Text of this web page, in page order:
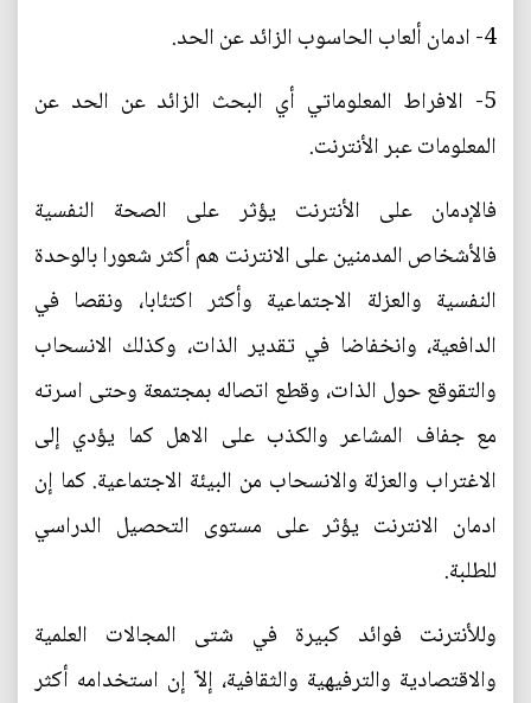
4- ادمان ألعاب الحاسوب الزائد عن الحد.
5- الافراط المعلوماتي أي البحث الزائد عن الحد عن
المعلومات عبر الأنترنت.
فالإدمان على الأنترنت يؤثر على الصحة النفسية
فالأشخاص المدمنين على الانترنت هم أكثر شعورا بالوحدة
النفسية والعزلة الاجتماعية وأكثر اكتئابا، ونقصا في
الدافعية، وانخفاضا في تقدير الذات، وكذلك الانسحاب
والتقوقع حول الذات، وقطع اتصاله بمجتمعة وحتى اسرته
مع جفاف المشاعر والكذب على الاهل كما يؤدي إلى
الاغتراب والعزلة والانسحاب من البيئة الاجتماعية. كما إن
ادمان الانترنت يؤثر على مستوى التحصيل الدراسي
للطلبة.
وللأنترنت فوائد كبيرة في شتى المجالات العلمية
والاقتصادية والترفيهية والثقافية، إلاّ إن استخدامه أكثر